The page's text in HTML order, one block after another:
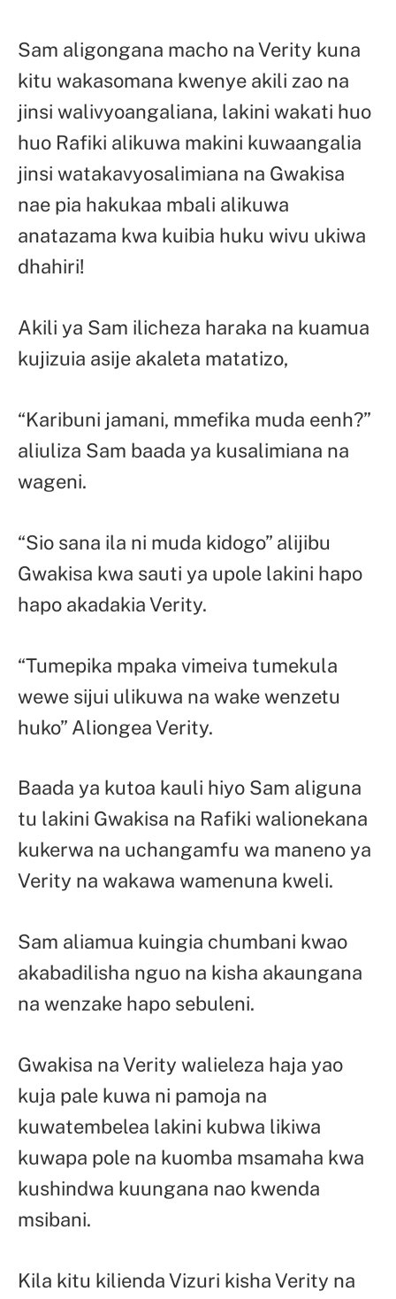
Sam aligongana macho na Verity kuna
kitu wakasomana kwenye akili zao na
jinsi walivyoangaliana, lakini wakati huo
huo Rafiki alikuwa makini kuwaangalia
jinsi watakavyosalimiana na Gwakisa
nae pia hakukaa mbali alikuwa
anatazama kwa kuibia huku wivu ukiwa
dhahiri!
Akili ya Sam ilicheza haraka na kuamua
kujizuia asije akaleta matatizo,
“Karibuni jamani, mmefika muda eenh?”
aliuliza Sam baada ya kusalimiana na
wageni.
“Sio sana ila ni muda kidogo” alijibu
Gwakisa kwa sauti ya upole lakini hapo
hapo akadakia Verity.
“Tumepika mpaka vimeiva tumekula
wewe sijui ulikuwa na wake wenzetu
huko” Aliongea Verity.
Baada ya kutoa kauli hiyo Sam aliguna
tu lakini Gwakisa na Rafiki walionekana
kukerwa na uchangamfu wa maneno ya
Verity na wakawa wamenuna kweli.
Sam aliamua kuingia chumbani kwao
akabadilisha nguo na kisha akaungana
na wenzake hapo sebuleni.
Gwakisa na Verity walieleza haja yao
kuja pale kuwa ni pamoja na
kuwatembelea lakini kubwa likiwa
kuwapa pole na kuomba msamaha kwa
kushindwa kuungana nao kwenda
msibani.
Kila kitu kilienda Vizuri kisha Verity na